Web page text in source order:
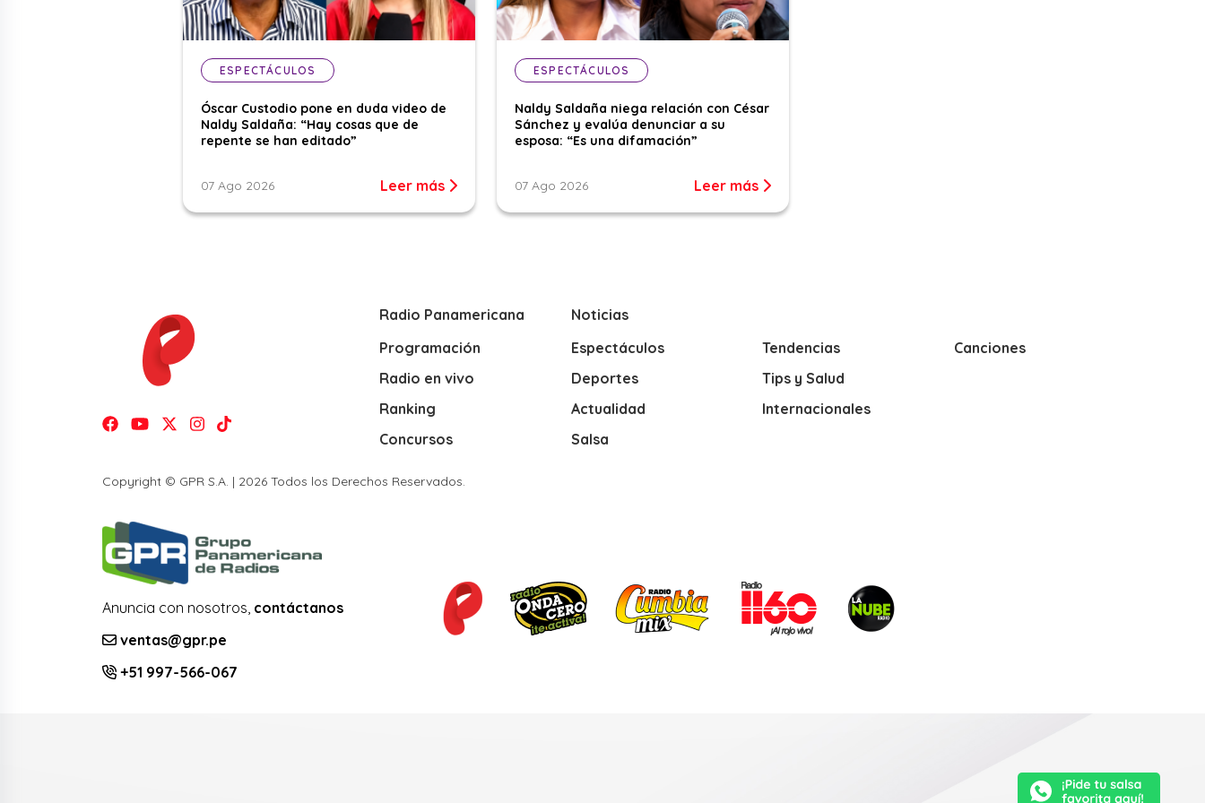
ESPECTÁCULOS
Óscar Custodio pone en duda video de
Naldy Saldaña: “Hay cosas que de
repente se han editado”
07 Ago 2026 Leer más
ESPECTÁCULOS
Naldy Saldaña niega relación con César
Sánchez y evalúa denunciar a su
esposa: “Es una difamación”
07 Ago 2026 Leer más
Radio Panamericana
Programación
Radio en vivo
Ranking
Concursos
Noticias
Espectáculos
Deportes
Actualidad
Salsa
Tendencias
Tips y Salud
Internacionales
Canciones
Copyright © GPR S.A. | 2026 Todos los Derechos Reservados.
Anuncia con nosotros, contáctanos
ventas@gpr.pe
+51 997-566-067